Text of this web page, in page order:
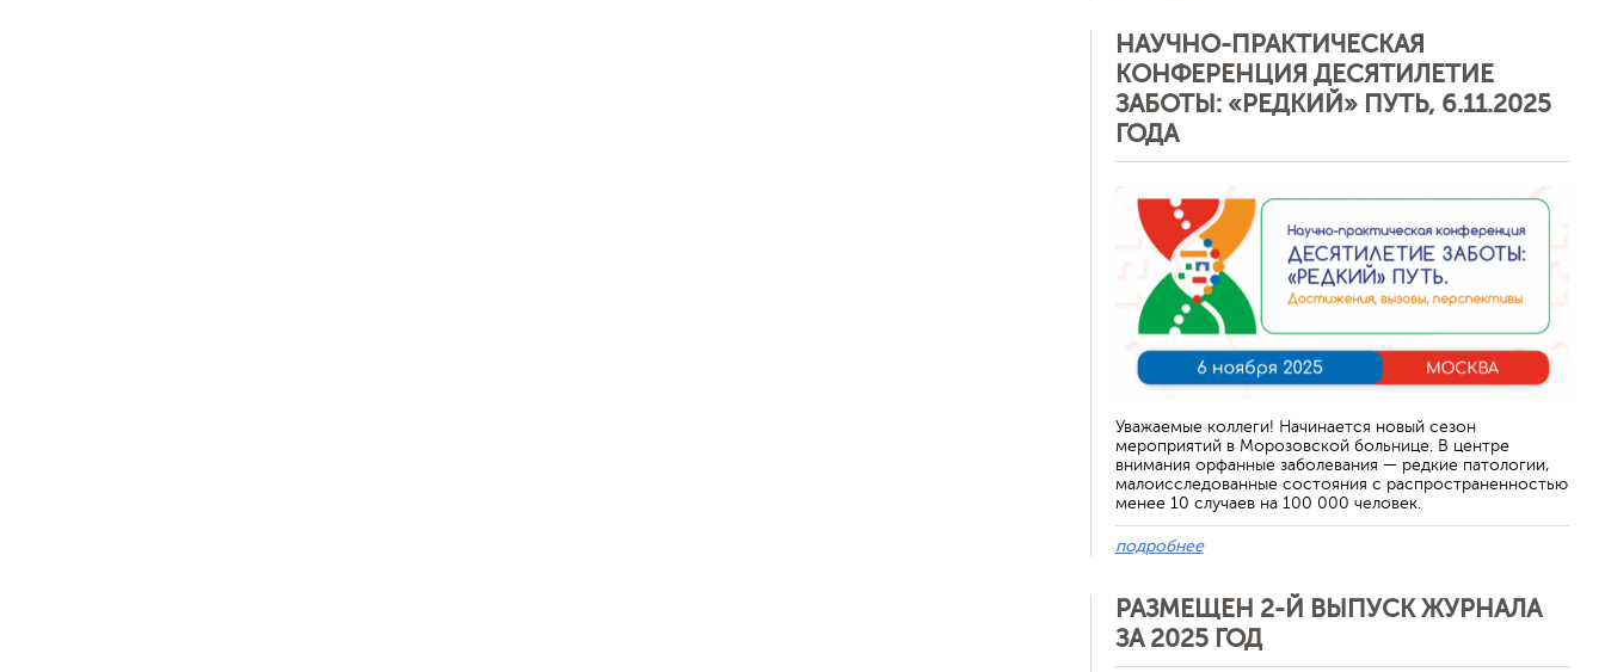
НАУЧНО-ПРАКТИЧЕСКАЯ
КОНФЕРЕНЦИЯ ДЕСЯТИЛЕТИЕ
ЗАБОТЫ: «РЕДКИЙ» ПУТЬ, 6.11.2025
ГОДА
Уважаемые коллеги! Начинается новый сезон
мероприятий в Морозовской больнице. В центре
внимания орфанные заболевания — редкие патологии,
малоисследованные состояния с распространенностью
менее 10 случаев на 100 000 человек.
подробнее
РАЗМЕЩЕН 2-Й ВЫПУСК ЖУРНАЛА
ЗА 2025 ГОД
Отменить